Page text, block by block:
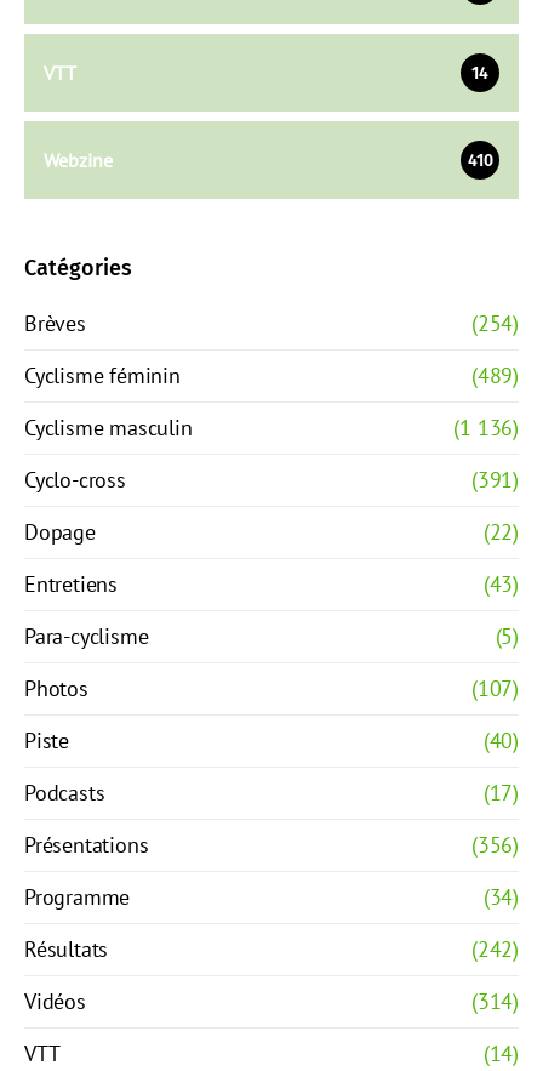
VTT 14
Webzine 410
Catégories
Brèves
(254)
Cyclisme féminin
(489)
Cyclisme masculin
(1 136)
Cyclo-cross
(391)
Dopage
(22)
Entretiens
(43)
Para-cyclisme
(5)
Photos
(107)
Piste
(40)
Podcasts
(17)
Présentations
(356)
Programme
(34)
Résultats
(242)
Vidéos
(314)
VTT
(14)